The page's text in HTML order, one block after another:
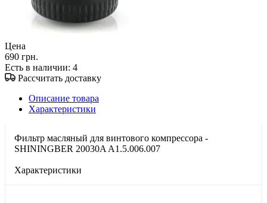
Цена
690 грн.
Есть в наличии: 4
Рассчитать доставку
Описание товара
Характеристики
Фильтр масляный для винтового компрессора -
SHININGBER 20030A A1.5.006.007
Характеристики